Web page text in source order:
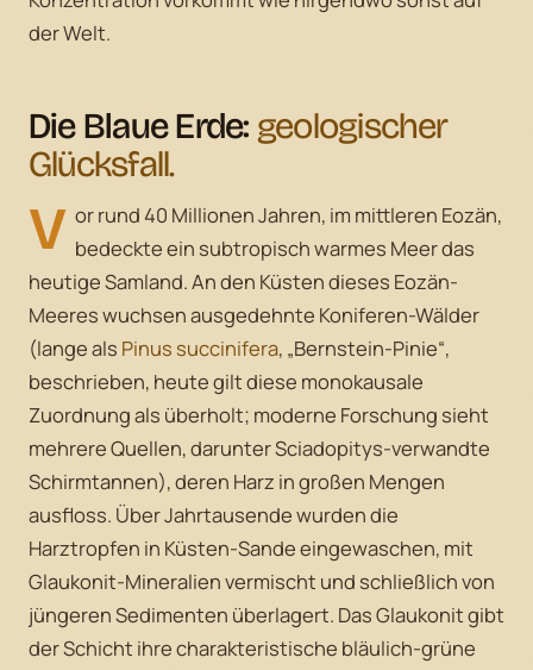
der Welt.
Die Blaue Erde: geologischer
Glücksfall.
V or rund 40 Millionen Jahren, im mittleren Eozän,
bedeckte ein subtropisch warmes Meer das
heutige Samland. An den Küsten dieses Eozän-
Meeres wuchsen ausgedehnte Koniferen-Wälder
(lange als Pinus succinifera, „Bernstein-Pinie“,
beschrieben, heute gilt diese monokausale
Zuordnung als überholt; moderne Forschung sieht
mehrere Quellen, darunter Sciadopitys-verwandte
Schirmtannen), deren Harz in großen Mengen
ausfloss. Über Jahrtausende wurden die
Harztropfen in Küsten-Sande eingewaschen, mit
Glaukonit-Mineralien vermischt und schließlich von
jüngeren Sedimenten überlagert. Das Glaukonit gibt
der Schicht ihre charakteristische bläulich-grüne